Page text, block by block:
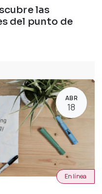
las
del punto de
ABR
18
En línea